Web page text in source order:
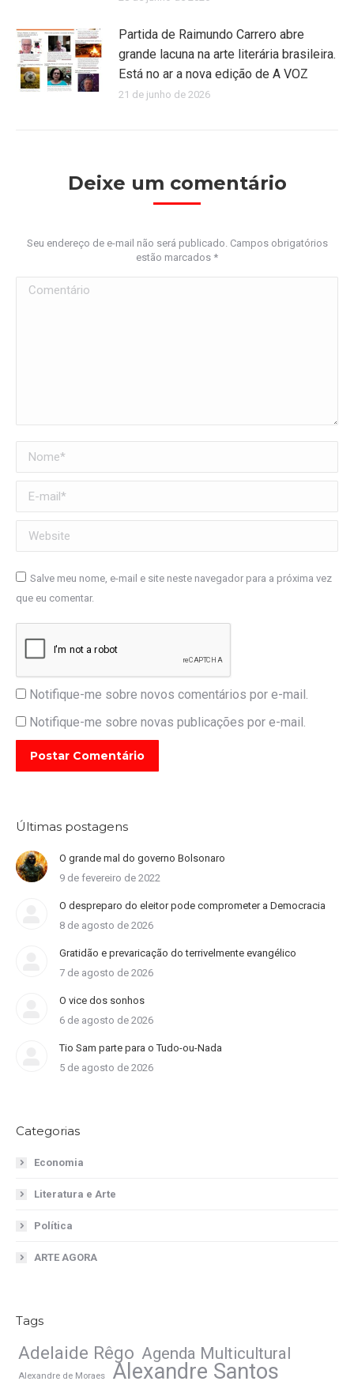
Partida de Raimundo Carrero abre
grande lacuna na arte literária brasileira.
Está no ar a nova edição de A VOZ
21 de junho de 2026
Deixe um comentário
Seu endereço de e-mail não será publicado. Campos obrigatórios
estão marcados *
Comentário
Nome *
E-mail *
Website
Salve meu nome, e-mail e site neste navegador para a próxima vez
que eu comentar.
Notifique-me sobre novos comentários por e-mail.
Notifique-me sobre novas publicações por e-mail.
Postar Comentário
Últimas postagens
O grande mal do governo Bolsonaro
9 de fevereiro de 2022
O despreparo do eleitor pode comprometer a Democracia
8 de agosto de 2026
Gratidão e prevaricação do terrivelmente evangélico
7 de agosto de 2026
O vice dos sonhos
6 de agosto de 2026
Tio Sam parte para o Tudo-ou-Nada
5 de agosto de 2026
Categorias
Economia
Literatura e Arte
Política
ARTE AGORA
Tags
Adelaide Rêgo Agenda Multicultural
Alexandre de Moraes Alexandre Santos